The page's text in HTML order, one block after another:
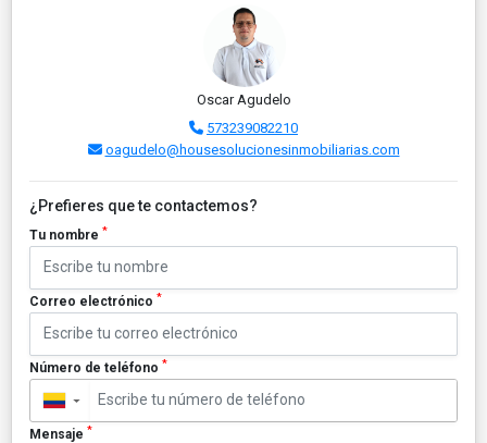
Oscar Agudelo
573239082210
oagudelo@housesolucionesinmobiliarias.com
¿Prefieres que te contactemos?
Tu nombre *
Correo electrónico *
Número de teléfono *
▼
Mensaje *